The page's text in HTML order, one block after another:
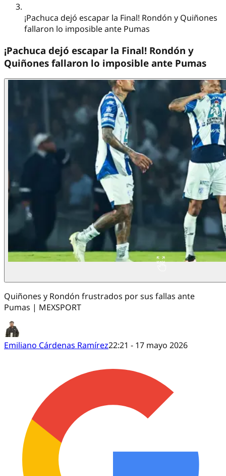
¡Pachuca dejó escapar la Final! Rondón y Quiñones
fallaron lo imposible ante Pumas
¡Pachuca dejó escapar la Final! Rondón y
Quiñones fallaron lo imposible ante Pumas
Quiñones y Rondón frustrados por sus fallas ante
Pumas | MEXSPORT
Emiliano Cárdenas Ramírez22:21 - 17 mayo 2026